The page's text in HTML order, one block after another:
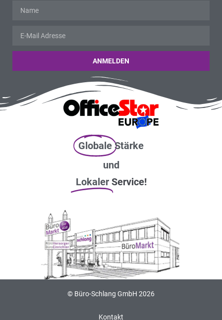
ANMELDEN
Globale Stärke
und
Lokaler Service!
© Büro-Schlang GmbH 2026
Kontakt